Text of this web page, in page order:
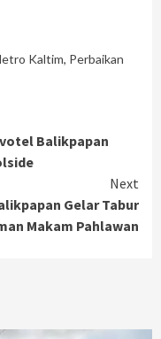
Kaltim, Perbaikan
Balikpapan
Next
Gelar Tabur
Makam Pahlawan